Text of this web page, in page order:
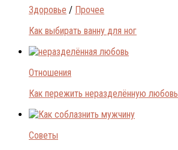
Здоровье / Прочее
Как выбирать ванну для ног
Отношения
Как пережить неразделённую любовь
Советы